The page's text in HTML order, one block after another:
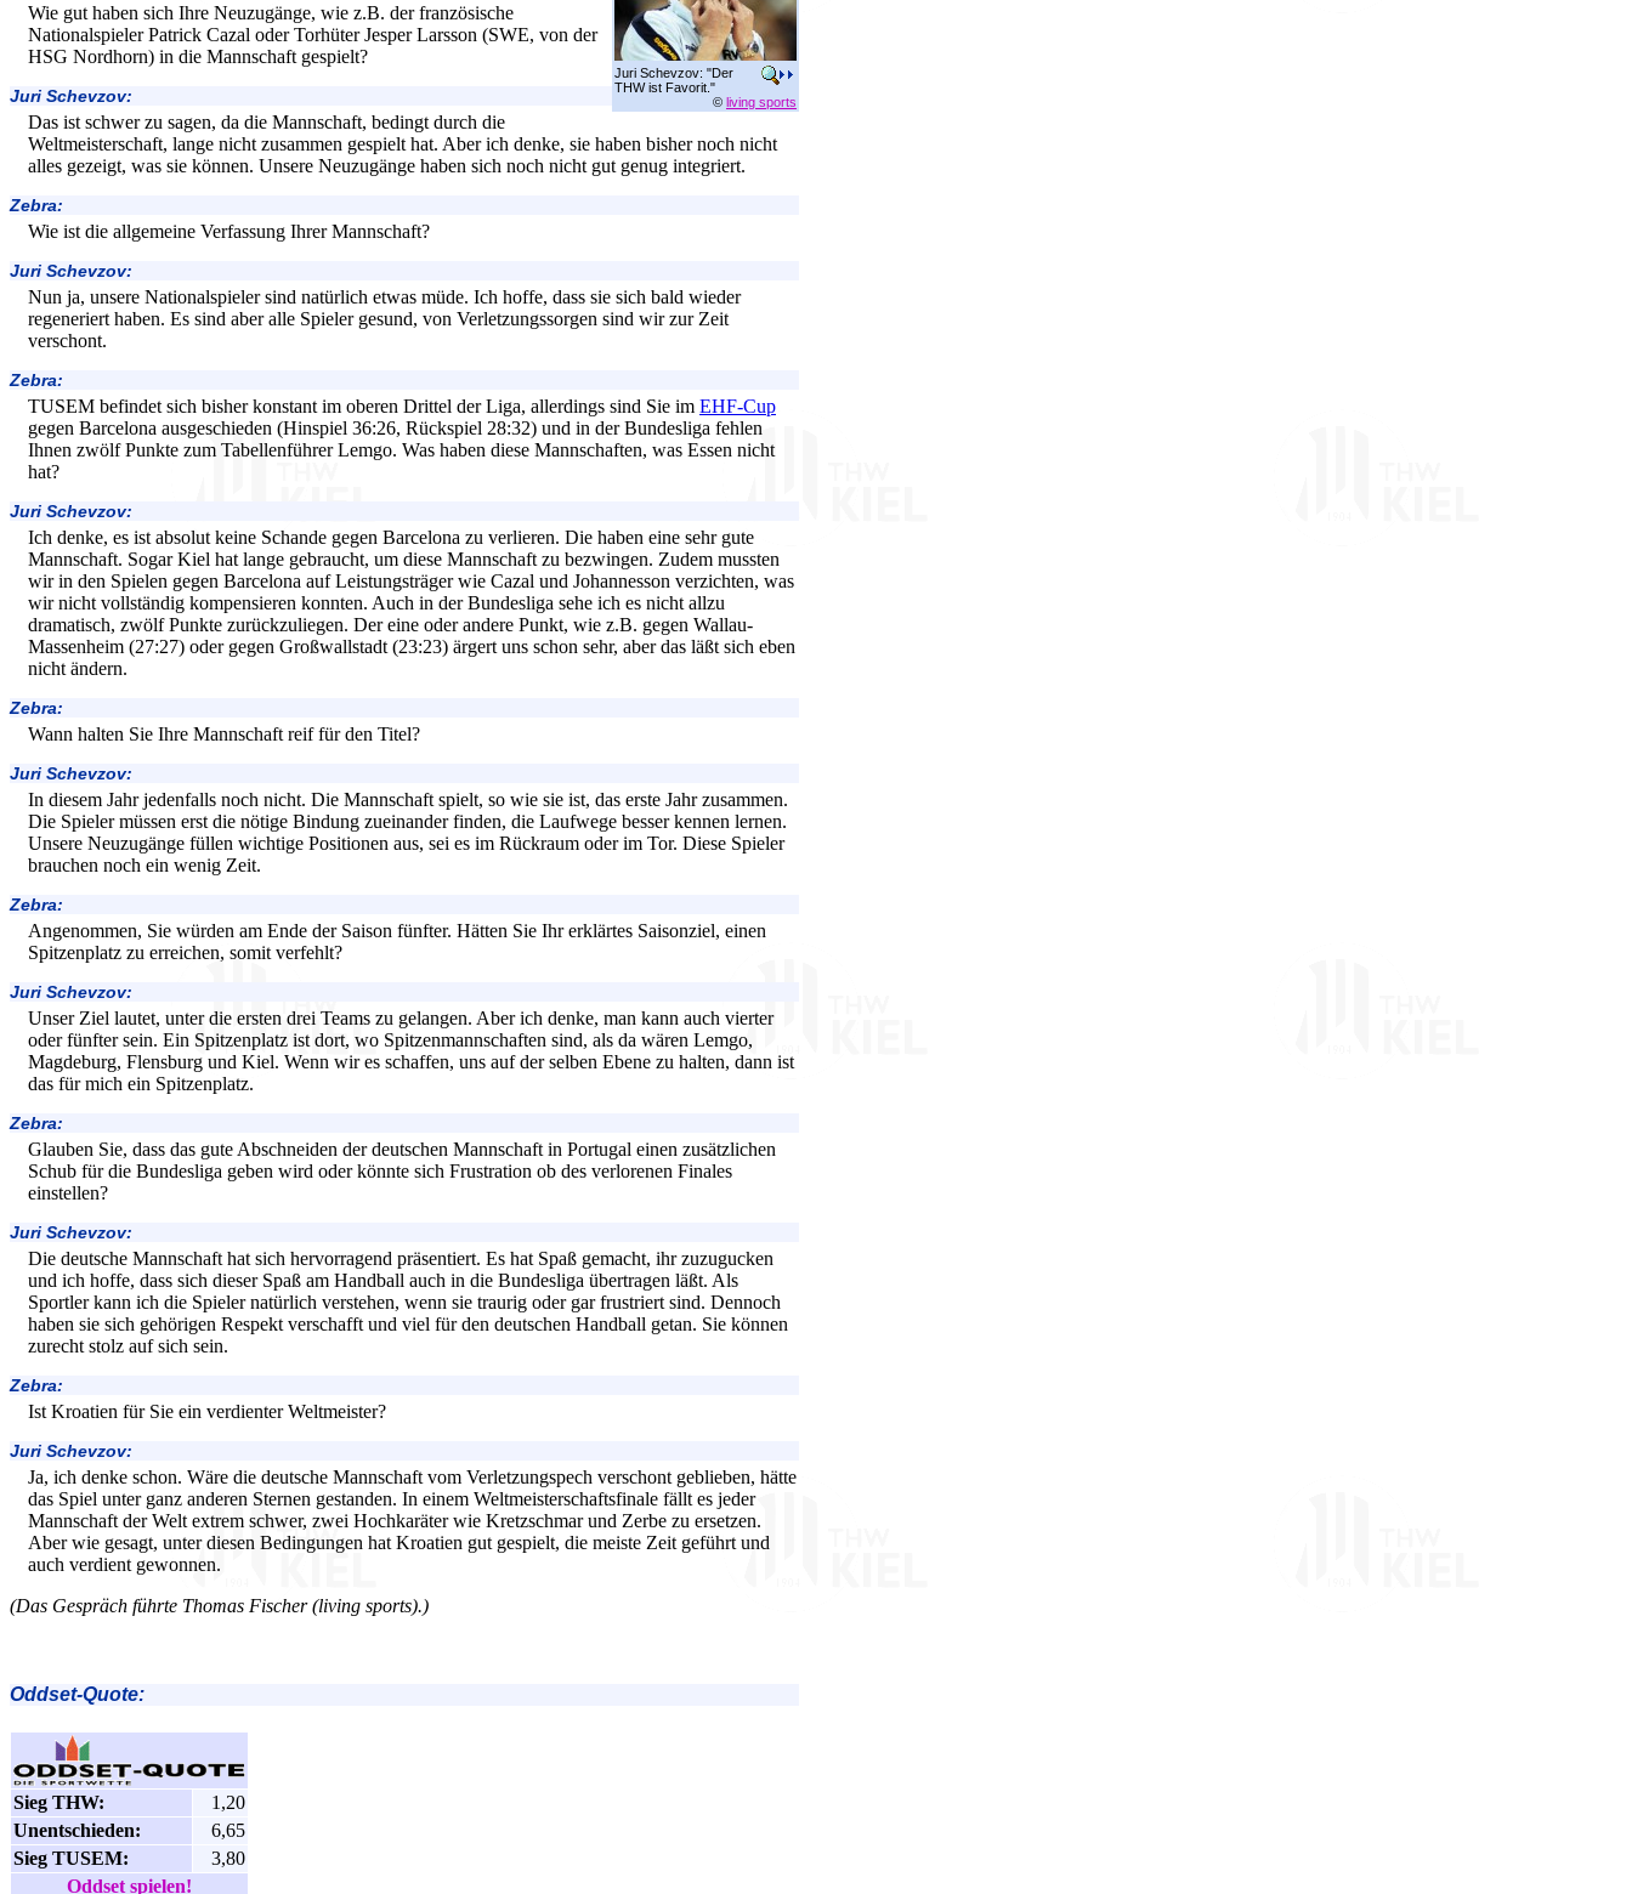
Juri Schevzov: "Der
THW ist Favorit."
© living sports
Wie gut haben sich Ihre Neuzugänge, wie z.B. der französische
Nationalspieler Patrick Cazal oder Torhüter Jesper Larsson (SWE, von der
HSG Nordhorn) in die Mannschaft gespielt?
Juri Schevzov:
Das ist schwer zu sagen, da die Mannschaft, bedingt durch die
Weltmeisterschaft, lange nicht zusammen gespielt hat. Aber ich denke, sie haben bisher noch nicht
alles gezeigt, was sie können. Unsere Neuzugänge haben sich noch nicht gut genug integriert.
Zebra:
Wie ist die allgemeine Verfassung Ihrer Mannschaft?
Juri Schevzov:
Nun ja, unsere Nationalspieler sind natürlich etwas müde. Ich hoffe, dass sie sich bald wieder
regeneriert haben. Es sind aber alle Spieler gesund, von Verletzungssorgen sind wir zur Zeit
verschont.
Zebra:
TUSEM befindet sich bisher konstant im oberen Drittel der Liga, allerdings sind Sie im EHF-Cup
gegen Barcelona ausgeschieden (Hinspiel 36:26, Rückspiel 28:32) und in der Bundesliga fehlen
Ihnen zwölf Punkte zum Tabellenführer Lemgo. Was haben diese Mannschaften, was Essen nicht
hat?
Juri Schevzov:
Ich denke, es ist absolut keine Schande gegen Barcelona zu verlieren. Die haben eine sehr gute
Mannschaft. Sogar Kiel hat lange gebraucht, um diese Mannschaft zu bezwingen. Zudem mussten
wir in den Spielen gegen Barcelona auf Leistungsträger wie Cazal und Johannesson verzichten, was
wir nicht vollständig kompensieren konnten. Auch in der Bundesliga sehe ich es nicht allzu
dramatisch, zwölf Punkte zurückzuliegen. Der eine oder andere Punkt, wie z.B. gegen Wallau-
Massenheim (27:27) oder gegen Großwallstadt (23:23) ärgert uns schon sehr, aber das läßt sich eben
nicht ändern.
Zebra:
Wann halten Sie Ihre Mannschaft reif für den Titel?
Juri Schevzov:
In diesem Jahr jedenfalls noch nicht. Die Mannschaft spielt, so wie sie ist, das erste Jahr zusammen.
Die Spieler müssen erst die nötige Bindung zueinander finden, die Laufwege besser kennen lernen.
Unsere Neuzugänge füllen wichtige Positionen aus, sei es im Rückraum oder im Tor. Diese Spieler
brauchen noch ein wenig Zeit.
Zebra:
Angenommen, Sie würden am Ende der Saison fünfter. Hätten Sie Ihr erklärtes Saisonziel, einen
Spitzenplatz zu erreichen, somit verfehlt?
Juri Schevzov:
Unser Ziel lautet, unter die ersten drei Teams zu gelangen. Aber ich denke, man kann auch vierter
oder fünfter sein. Ein Spitzenplatz ist dort, wo Spitzenmannschaften sind, als da wären Lemgo,
Magdeburg, Flensburg und Kiel. Wenn wir es schaffen, uns auf der selben Ebene zu halten, dann ist
das für mich ein Spitzenplatz.
Zebra:
Glauben Sie, dass das gute Abschneiden der deutschen Mannschaft in Portugal einen zusätzlichen
Schub für die Bundesliga geben wird oder könnte sich Frustration ob des verlorenen Finales
einstellen?
Juri Schevzov:
Die deutsche Mannschaft hat sich hervorragend präsentiert. Es hat Spaß gemacht, ihr zuzugucken
und ich hoffe, dass sich dieser Spaß am Handball auch in die Bundesliga übertragen läßt. Als
Sportler kann ich die Spieler natürlich verstehen, wenn sie traurig oder gar frustriert sind. Dennoch
haben sie sich gehörigen Respekt verschafft und viel für den deutschen Handball getan. Sie können
zurecht stolz auf sich sein.
Zebra:
Ist Kroatien für Sie ein verdienter Weltmeister?
Juri Schevzov:
Ja, ich denke schon. Wäre die deutsche Mannschaft vom Verletzungspech verschont geblieben, hätte
das Spiel unter ganz anderen Sternen gestanden. In einem Weltmeisterschaftsfinale fällt es jeder
Mannschaft der Welt extrem schwer, zwei Hochkaräter wie Kretzschmar und Zerbe zu ersetzen.
Aber wie gesagt, unter diesen Bedingungen hat Kroatien gut gespielt, die meiste Zeit geführt und
auch verdient gewonnen.
(Das Gespräch führte Thomas Fischer (living sports).)
Oddset-Quote:
Sieg THW:
1,20
Unentschieden:
6,65
Sieg TUSEM:
3,80
Oddset spielen!